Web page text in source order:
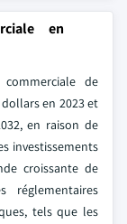
en
de
en 2023 et
en raison de
investissements
croissante de
réglementaires
tels que les